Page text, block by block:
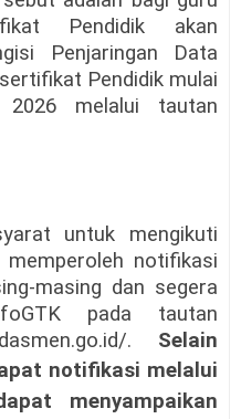
Pendidik akan
Penjaringan Data
Pendidik mulai
melalui tautan
untuk mengikuti
notifikasi
masing dan segera
pada tautan
. Selain
notifikasi melalui
menyampaikan